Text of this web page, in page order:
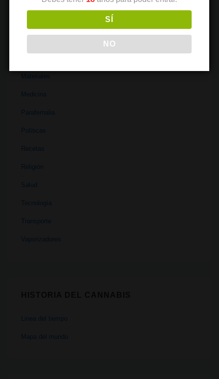
Industria
Materiales
Medicina
Parafernalia
Políticas
Recetas
Religión
Salud
Tecnología
Transporte
Vaporizadores
Linea del tiempo
Mapa del mundo
SÍ
NO